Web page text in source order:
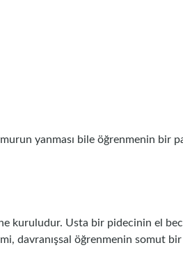
yanması bile öğrenmenin bir
kuruludur. Usta bir pidecinin el
davranışsal öğrenmenin somut